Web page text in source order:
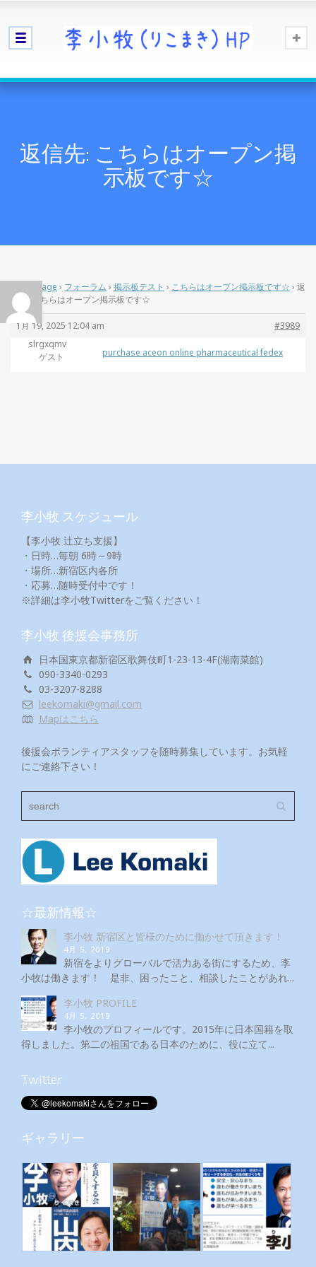
返信先: こちらはオープン掲
示板です☆
Home Page › フォーラム › 掲示板テスト › こちらはオープン掲示板です☆ › 返
信先: こちらはオープン掲示板です☆
1月 19, 2025 12:04 am
#3989
slrgxqmv
ゲスト
purchase aceon online pharmaceutical fedex
李小牧 スケジュール
【李小牧 辻立ち支援】
・日時…毎朝 6時～9時
・場所…新宿区内各所
・応募…随時受付中です！
※詳細は李小牧Twitterをご覧ください！
李小牧 後援会事務所
日本国東京都新宿区歌舞伎町1-23-13-4F(湖南菜館)
090-3340-0293
03-3207-8288
leekomaki@gmail.com
Mapはこちら
後援会ボランティアスタッフを随時募集しています。お気軽
にご連絡下さい！
☆最新情報☆
李小牧 新宿区と皆様のために働かせて頂きます！
4月 5, 2019
新宿をよりグローバルで活力ある街にするため、李
小牧は働きます！ 是非、困ったこと、相談したことがあれ...
李小牧 PROFILE
4月 5, 2019
李小牧のプロフィールです。2015年に日本国籍を取
得しました。第二の祖国である日本のために、役に立て...
Twitter
ギャラリー